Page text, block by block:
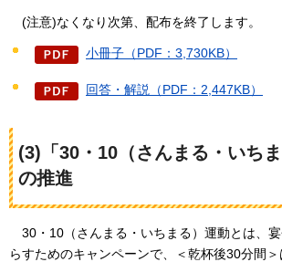
(注意)なくなり次第、配布を終了します。
小冊子（PDF：3,730KB）
回答・解説（PDF：2,447KB）
(3)「30・10（さんまる・いちま
の推進
30・10（さんまる・いちまる）運動とは、
らすためのキャンペーンで、＜乾杯後30分間